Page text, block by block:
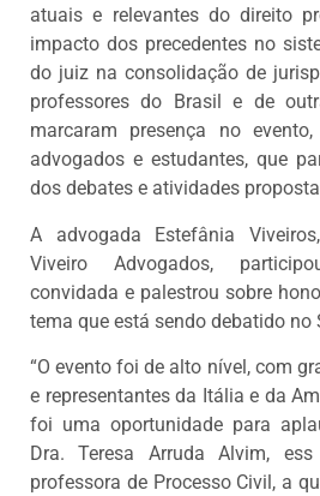
atuais e relevantes do direito
impacto dos precedentes no
do juiz na consolidação de
professores do Brasil e de
marcaram presença no
advogados e estudantes, que
dos debates e atividades
A advogada Estefânia
Viveiro Advogados,
convidada e palestrou sobre
tema que está sendo debatido no
“O evento foi de alto nível, com
e representantes da Itália e da
foi uma oportunidade para
Dra. Teresa Arruda Alvim,
professora de Processo Civil, a